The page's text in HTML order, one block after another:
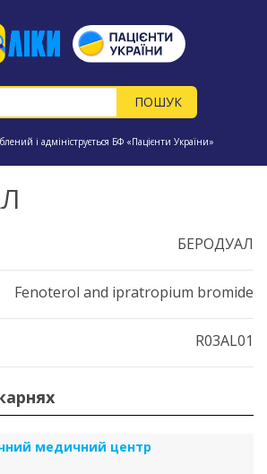
і адмініструється БФ «Пацієнти України»
БЕРОДУАЛ
Fenoterol and ipratropium bromide
R03AL01
медичний центр